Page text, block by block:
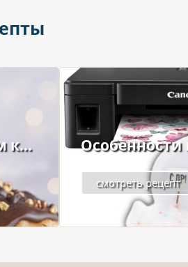
к...
смотреть рецепт